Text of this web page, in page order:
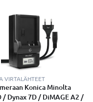
VIRTALÄHTEET
Konica Minolta
/ Dynax 7D / DiMAGE A2 /